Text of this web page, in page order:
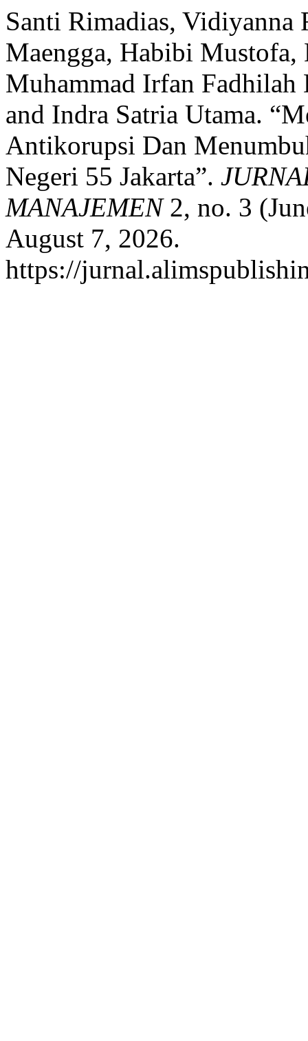
Santi Rimadias, Vidiyanna
Maengga, Habibi
Muhammad Irfan Fadhilah
and Indra Satria Utama.
Antikorupsi Dan
Negeri 55 Jakarta”.
MANAJEMEN2, no. 3
August 7, 2026.
https://